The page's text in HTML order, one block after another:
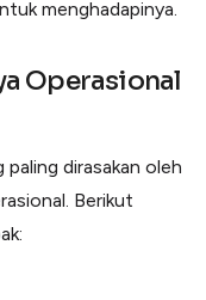
menghadapinya.
Operasional
dirasakan oleh
Berikut